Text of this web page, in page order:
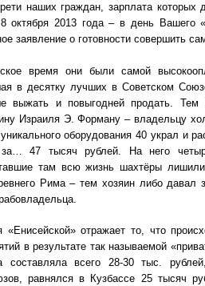
наших граждан, зарплата
октября 2013 года – в день Вашего
заявление о готовности совершить
время они были самой
в десятку лучших в Советском
выжать и повыгодней продать. Тем
Израиля Э. Форману – владельцу
оборудования 40 украл и
47 тысяч рублей. На него
там всю жизнь шахтёры
Рима – тем хозяин либо давал
«Енисейской» отражает то, что
в результате так называемой
составляла всего 28-30 тыс.
равнялся в Кузбассе 25 тысяч